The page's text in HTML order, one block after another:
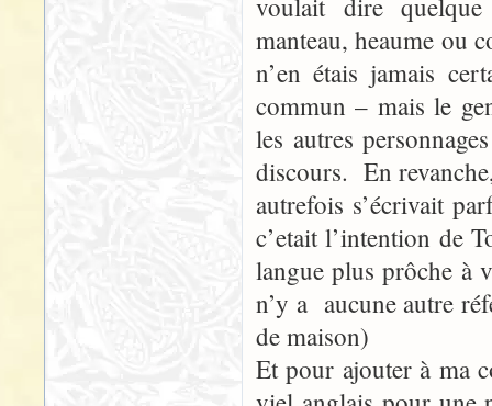
voulait dire
manteau, heaume ou
n’en étais jamais
commun – mais le
les autres
discours. En
autrefois s’écrivait
c’etait l’intention de
langue plus prôche à
n’y a aucune autre
de maison)
Et pour ajouter à ma